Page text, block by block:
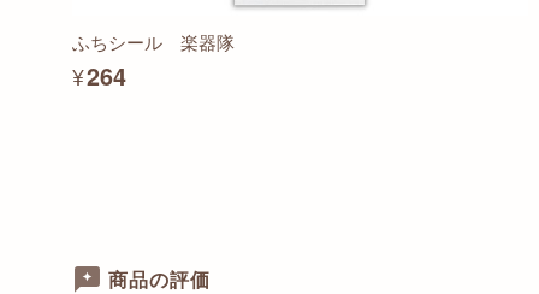
ふちシール 楽器隊
¥264
商品の評価